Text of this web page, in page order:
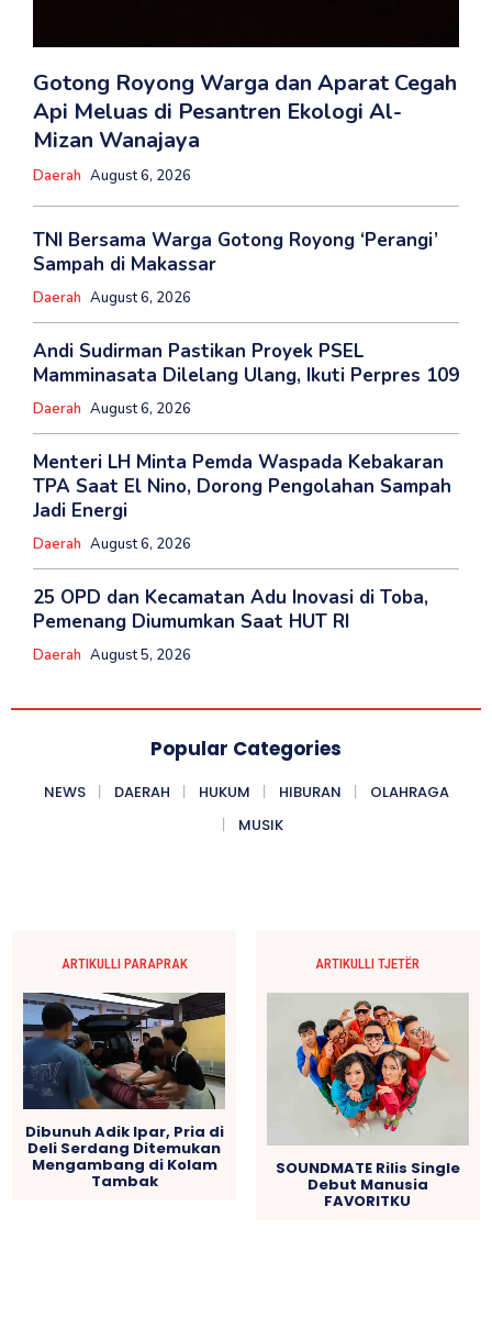
Gotong Royong Warga dan Aparat Cegah
Api Meluas di Pesantren Ekologi Al-
Mizan Wanajaya
Daerah August 6, 2026
TNI Bersama Warga Gotong Royong ‘Perangi’
Sampah di Makassar
Daerah August 6, 2026
Andi Sudirman Pastikan Proyek PSEL
Mamminasata Dilelang Ulang, Ikuti Perpres 109
Daerah August 6, 2026
Menteri LH Minta Pemda Waspada Kebakaran
TPA Saat El Nino, Dorong Pengolahan Sampah
Jadi Energi
Daerah August 6, 2026
25 OPD dan Kecamatan Adu Inovasi di Toba,
Pemenang Diumumkan Saat HUT RI
Daerah August 5, 2026
Popular Categories
NEWS DAERAH HUKUM HIBURAN
OLAHRAGA
MUSIK
ARTIKULLI PARAPRAK
Dibunuh Adik Ipar, Pria di
Deli Serdang Ditemukan
Mengambang di Kolam
Tambak
ARTIKULLI TJETËR
SOUNDMATE Rilis Single
Debut Manusia
FAVORITKU